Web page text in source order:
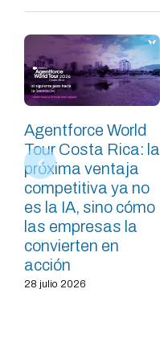
Agentforce World
Tour Costa Rica: la
próxima ventaja
competitiva ya no
es la IA, sino cómo
las empresas la
convierten en
acción
28 julio 2026